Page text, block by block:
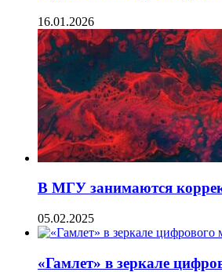
16.01.2026
В МГУ занимаются
05.02.2025
«Гамлет» в зеркале